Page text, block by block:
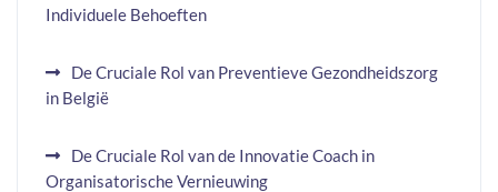
Individuele Behoeften
De Cruciale Rol van Preventieve Gezondheidszorg
in België
De Cruciale Rol van de Innovatie Coach in
Organisatorische Vernieuwing